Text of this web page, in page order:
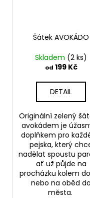
Šátek AVOKÁDO
Skladem (2 ks)
od 199 Kč
DETAIL
Originální zelený
avokádem je
doplňkem pro
pejska, který
nadělat spoustu
ať už půjde na
procházku kolem
nebo na oběd do
města.